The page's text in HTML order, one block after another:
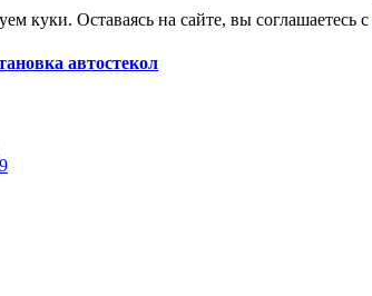
куки. Оставаясь на сайте, вы соглашаетесь с
автостекол